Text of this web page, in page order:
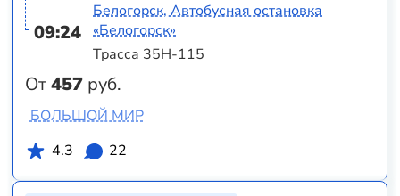
09:24
От457 руб.
Белогорск, Автобусная остановка
«Белогорск»
Трасса 35Н-115
БОЛЬШОЙ МИР
4.3
22